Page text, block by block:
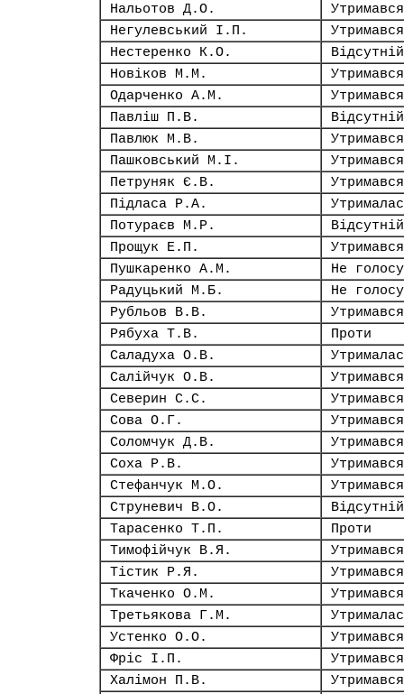
Нальотов Д.О.
Утримався
Негулевський І.П.
Утримався
Нестеренко К.О.
Відсутній
Новіков М.М.
Утримався
Одарченко А.М.
Утримався
Павліш П.В.
Відсутній
Павлюк М.В.
Утримався
Пашковський М.І.
Утримався
Петруняк Є.В.
Утримався
Підласа Р.А.
Потураєв М.Р.
Відсутній
Прощук Е.П.
Утримався
Пушкаренко А.М.
Не
Радуцький М.Б.
Не
Рубльов В.В.
Утримався
Рябуха Т.В.
Проти
Саладуха О.В.
Салійчук О.В.
Утримався
Северин С.С.
Утримався
Сова О.Г.
Утримався
Соломчук Д.В.
Утримався
Соха Р.В.
Утримався
Стефанчук М.О.
Утримався
Струневич В.О.
Відсутній
Тарасенко Т.П.
Проти
Тимофійчук В.Я.
Утримався
Тістик Р.Я.
Утримався
Ткаченко О.М.
Утримався
Третьякова Г.М.
Устенко О.О.
Утримався
Фріс І.П.
Утримався
Халімон П.В.
Утримався